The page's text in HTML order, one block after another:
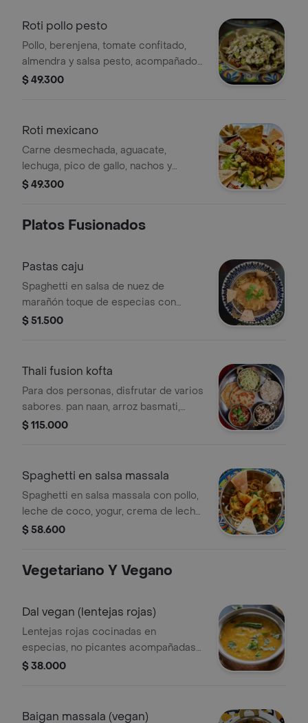
Roti pollo pesto
Pollo, berenjena, tomate confitado,
almendra y salsa pesto, acompañado
de papas.
$ 49.300
Roti mexicano
Carne desmechada, aguacate,
lechuga, pico de gallo, nachos y
crema agria
$ 49.300
Platos Fusionados
Pastas caju
Spaghetti en salsa de nuez de
marañón toque de especias con
trozos de pollo no picante
$ 51.500
Thali fusion kofta
Para dos personas, disfrutar de varios
sabores. pan naan, arroz basmati,
pollo al estilo pesto, kofta (albondigas
lacteos)
$ 115.000
Spaghetti en salsa massala
Spaghetti en salsa massala con pollo,
leche de coco, yogur, crema de leche
y garam masala, acompañado de pan
$ 58.600
Vegetariano Y Vegano
Dal vegan (lentejas rojas)
Lentejas rojas cocinadas en
especias, no picantes acompañadas
de arroz basmati y roti. (plato vegano).
$ 38.000
Baigan massala (vegan)